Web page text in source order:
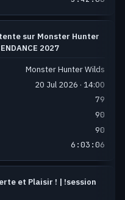
sur Monster Hunter
2027
Monster Hunter Wilds
20 Jul 2026 · 14:00
79
90
90
6:03:06
et Plaisir ! | !session